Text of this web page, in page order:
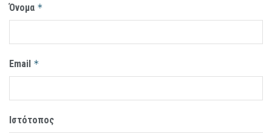
Όνομα *
Email *
Ιστότοπος